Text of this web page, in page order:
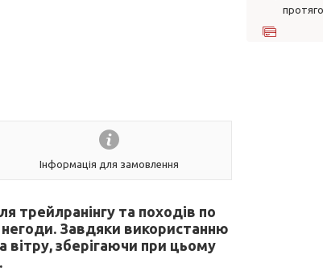
Інформація для замовлення
трейлранінгу та походів по
негоди. Завдяки використанню
вітру, зберігаючи при цьому